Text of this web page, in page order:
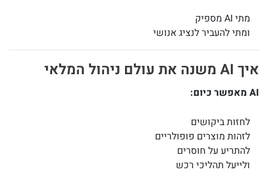
מתי AI מספיק
ומתי להעביר לנציג אנושי
איך AI משנה את עולם ניהול המלאי
AI מאפשר כיום:
לחזות ביקושים
לזהות מוצרים פופולריים
להתריע על חוסרים
ולייעל תהליכי רכש